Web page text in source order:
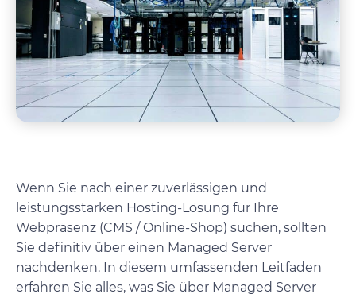
Wenn Sie nach einer zuverlässigen und
leistungsstarken Hosting-Lösung für Ihre
Webpräsenz (CMS / Online-Shop) suchen, sollten
Sie definitiv über einen Managed Server
nachdenken. In diesem umfassenden Leitfaden
erfahren Sie alles, was Sie über Managed Server